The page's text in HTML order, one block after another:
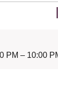
PM – 10:00